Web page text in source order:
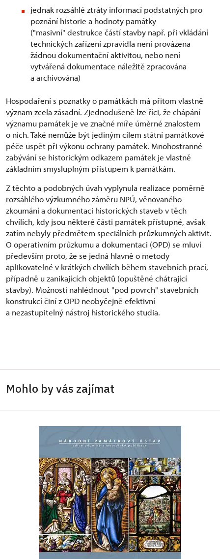
jednak rozsáhlé ztráty informací podstatných pro
poznání historie a hodnoty památky
("masivní" destrukce částí stavby např. při vkládání
technických zařízení zpravidla není provázena
žádnou dokumentační aktivitou, nebo není
vytvářená dokumentace náležitě zpracována
a archivována)
Hospodaření s poznatky o památkách má přitom vlastně
význam zcela zásadní. Zjednodušeně lze říci, že chápání
významu památek je ve značné míře úměrné znalostem
o nich. Také nemůže být jediným cílem státní památkové
péče uspět při výkonu ochrany památek. Mnohostranné
zabývání se historickým odkazem památek je vlastně
základním smysluplným přístupem k památkám.
Z těchto a podobných úvah vyplynula realizace poměrně
rozsáhlého výzkumného záměru NPÚ, věnovaného
zkoumání a dokumentaci historických staveb v těch
chvílích, kdy jsou některé části památek přístupné, avšak
zatím nebyly předmětem speciálních průzkumných aktivit.
O operativním průzkumu a dokumentaci (OPD) se mluví
především proto, že se jedná hlavně o metody
aplikovatelné v krátkých chvílích během stavebních prací,
případně u zanikajících objektů (opuštěné chátrající
stavby). Možnosti nahlédnout "pod povrch" stavebních
konstrukcí činí z OPD neobyčejně efektivní
a nezastupitelný nástroj historického studia.
Mohlo by vás zajímat